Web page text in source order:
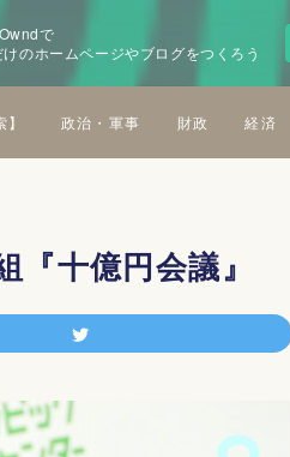
で
のホームページやブログをつくろう
政治・軍事 財政 経済
十億円会議』